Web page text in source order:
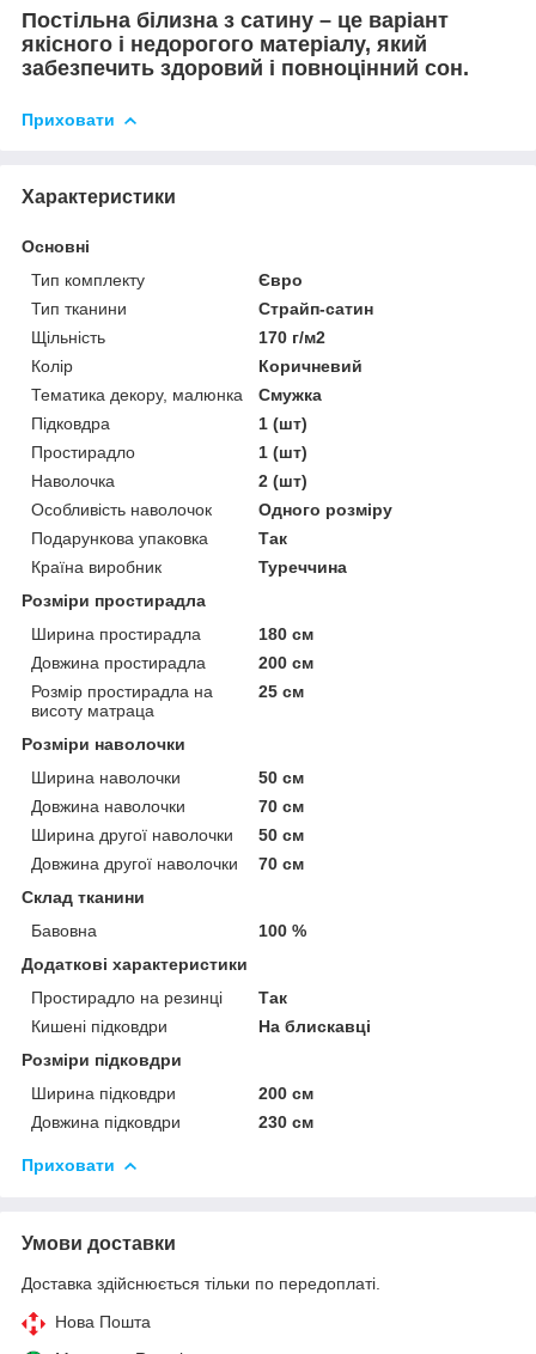
Постільна білизна з сатину – це варіант
якісного і недорогого матеріалу, який
забезпечить здоровий і повноцінний сон.
Приховати
Характеристики
Основні
Тип комплекту
Євро
Тип тканини
Страйп-сатин
Щільність
170 г/м2
Колір
Коричневий
Тематика декору, малюнка
Смужка
Підковдра
1 (шт)
Простирадло
1 (шт)
Наволочка
2 (шт)
Особливість наволочок
Одного розміру
Подарункова упаковка
Так
Країна виробник
Туреччина
Розміри простирадла
Ширина простирадла
180 см
Довжина простирадла
200 см
Розмір простирадла на
висоту матраца
25 см
Розміри наволочки
Ширина наволочки
50 см
Довжина наволочки
70 см
Ширина другої наволочки
50 см
Довжина другої наволочки
70 см
Склад тканини
Бавовна
100 %
Додаткові характеристики
Простирадло на резинці
Так
Кишені підковдри
На блискавці
Розміри підковдри
Ширина підковдри
200 см
Довжина підковдри
230 см
Приховати
Умови доставки
Доставка здійснюється тільки по передоплаті.
Нова Пошта